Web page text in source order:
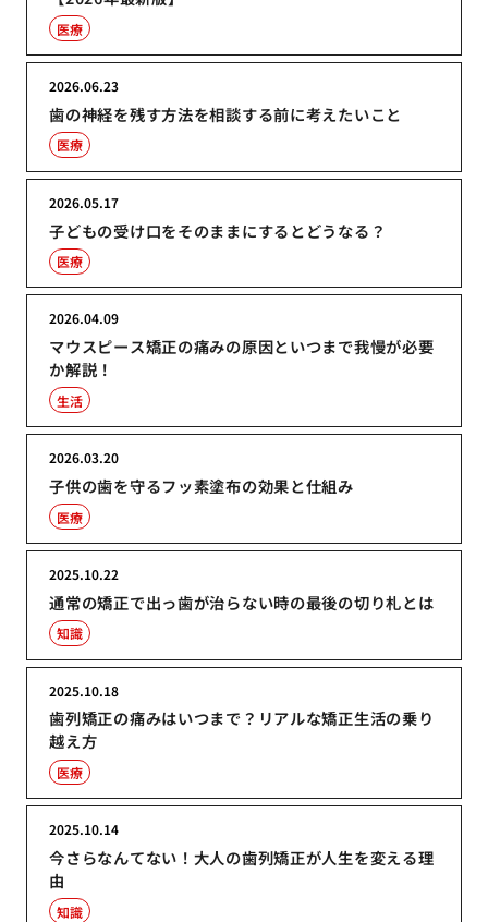
医療
歯の神経を残す方法を相談する前に考えたいこと
2026.06.23
医療
子どもの受け口をそのままにするとどうなる？
2026.05.17
医療
マウスピース矯正の痛みの原因といつまで我慢が必要
か解説！
2026.04.09
生活
子供の歯を守るフッ素塗布の効果と仕組み
2026.03.20
医療
通常の矯正で出っ歯が治らない時の最後の切り札とは
2025.10.22
知識
歯列矯正の痛みはいつまで？リアルな矯正生活の乗り
越え方
2025.10.18
医療
今さらなんてない！大人の歯列矯正が人生を変える理
由
2025.10.14
知識